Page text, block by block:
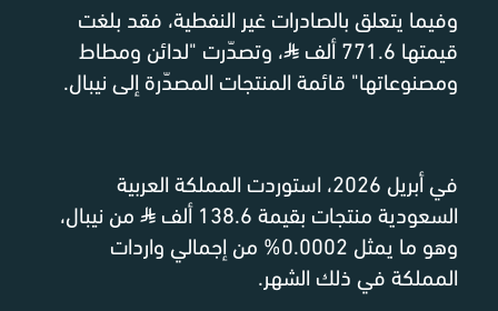
وفيما يتعلق بالصادرات غير النفطية، فقد بلغت
قيمتها 771.6 ألف
⃁، وتصدّرت "لدائن ومطاط
ومصنوعاتها" قائمة المنتجات المصدّرة إلى نيبال.
في أبريل 2026، استوردت المملكة العربية
السعودية منتجات بقيمة 138.6 ألف
⃁ من نيبال،
وهو ما يمثل 0.0002% من إجمالي واردات
المملكة في ذلك الشهر.